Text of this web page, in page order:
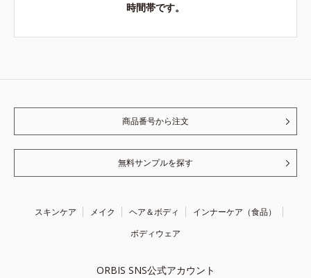
時間帯です。
商品番号から注文
無料サンプルを探す
スキンケア メイク ヘア＆ボディ
インナーケア（食品）
ボディウェア
ORBIS SNS公式アカウント